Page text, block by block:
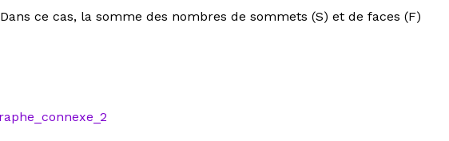
ce cas, la somme des nombres de sommets (S) et de faces (F)